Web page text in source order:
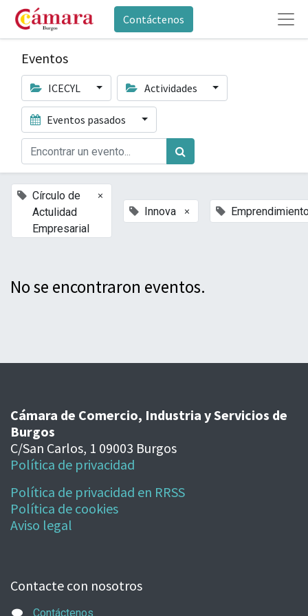
Contáctenos
Eventos
ICECYL Actividades
Eventos pasados
Círculo de
Actulidad
Empresarial
×
Innova ×
No se encontraron eventos.
Cámara de Comercio, Industria y Servicios de
Burgos
C/San Carlos, 1 09003 Burgos
Política de privacidad
Política de privacidad en RRSS
Política de cookies
Aviso legal
Contacte con nosotros
Contáctenos